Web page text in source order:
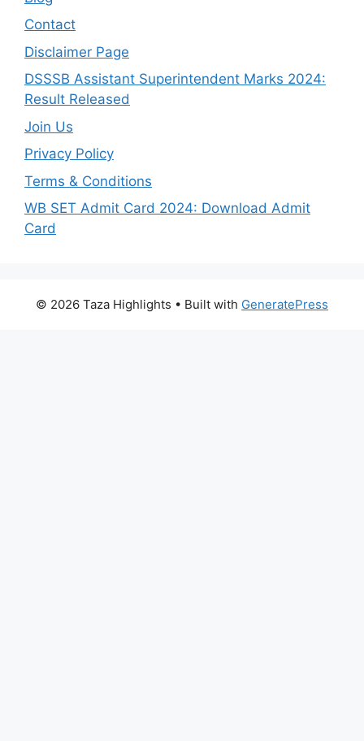
Contact
Disclaimer Page
DSSSB Assistant Superintendent Marks 2024:
Result Released
Join Us
Privacy Policy
Terms & Conditions
WB SET Admit Card 2024: Download Admit
Card
© 2026 Taza Highlights • Built with GeneratePress